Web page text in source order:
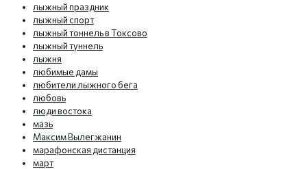
лыжный праздник
лыжный спорт
лыжный тоннель в Токсово
лыжный туннель
лыжня
любимые дамы
любители лыжного бега
любовь
люди востока
мазь
Максим Вылегжанин
марафонская дистанция
март